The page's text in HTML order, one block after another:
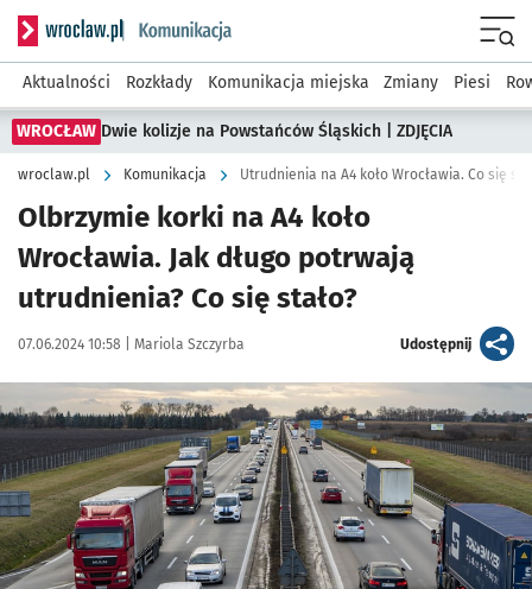
Serwis informacyjny wroclaw.pl podserwis: Komunikacja
Aktualności Rozkłady Komunikacja miejska Zmiany Piesi
WROCŁAW Dwie kolizje na Powstańców Śląskich | ZDJĘCIA
wroclaw.pl Komunikacja Utrudnienia na A4 koło Wrocławia. Co się
Olbrzymie korki na A4 koło
Wrocławia. Jak długo potrwają
utrudnienia? Co się stało?
Data publikacji:
07.06.2024 10:58 | Autor:
Mariola Szczyrba Udostępnijartykuł
Kliknij, aby powiększyć